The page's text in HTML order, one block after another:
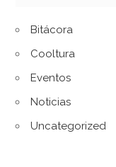
Bitácora
Cooltura
Eventos
Noticias
Uncategorized